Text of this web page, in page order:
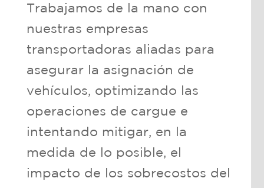
Trabajamos de la mano con
nuestras empresas
transportadoras aliadas para
asegurar la asignación de
vehículos, optimizando las
operaciones de cargue e
intentando mitigar, en la
medida de lo posible, el
impacto de los sobrecostos del